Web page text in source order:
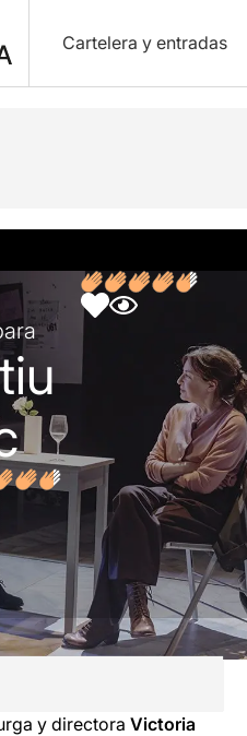
Cartelera y entradas
Fotos y vídeos
y directora Victoria